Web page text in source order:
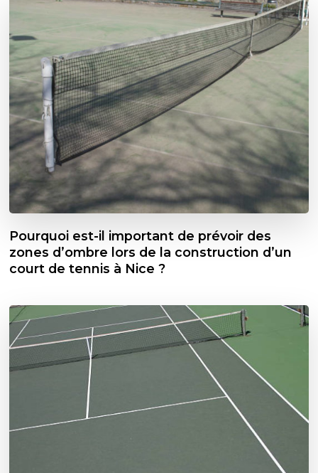
Pourquoi est-il important de prévoir des
zones d’ombre lors de la construction d’un
court de tennis à Nice ?